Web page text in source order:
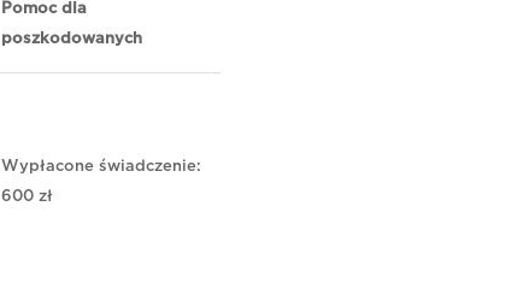
Pomoc dla
poszkodowanych
Wypłacone świadczenie:
600 zł